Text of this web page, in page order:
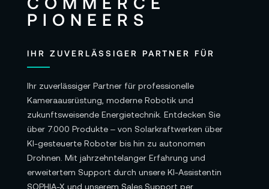
IHR ZUVERLÄSSIGER PARTNER FÜR
Ihr zuverlässiger Partner für professionelle
Kameraausrüstung, moderne Robotik und
zukunftsweisende Energietechnik. Entdecken Sie
über 7.000 Produkte – von Solarkraftwerken über
KI-gesteuerte Roboter bis hin zu autonomen
Drohnen. Mit jahrzehntelanger Erfahrung und
erweitertem Support durch unsere KI-Assistentin
SOPHIA-X und unserem Sales Support per